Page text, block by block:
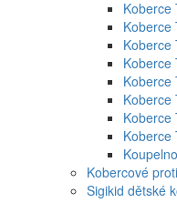
Koberce
Koberce
Koberce
Koberce
Koberce
Koberce
Koberce
Koberce
Kobercové
Sigikid dětské